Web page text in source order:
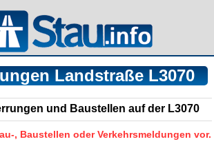
Landstraße L3070
und Baustellen auf der L3070
, Baustellen oder Verkehrsmeldungen vor.